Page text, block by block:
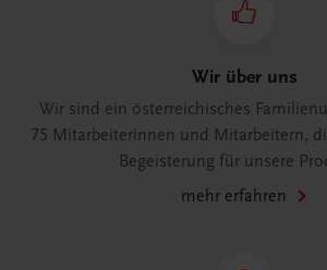
Wir über uns
Wir sind ein österreichisches
75 Mitarbeiterinnen und Mitarbeitern,
Begeisterung für unsere
mehr erfahren